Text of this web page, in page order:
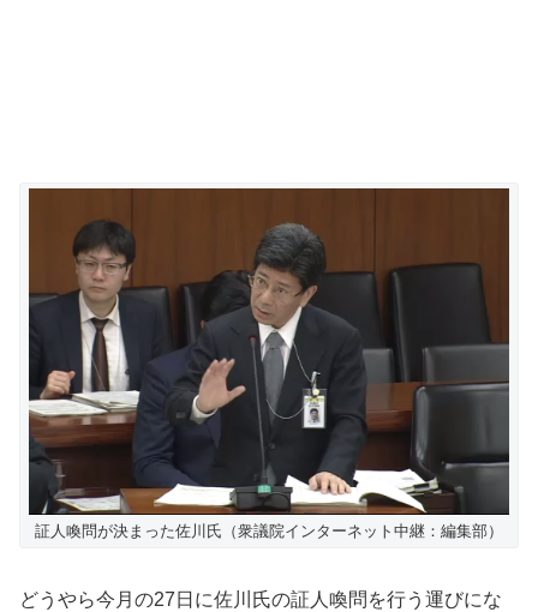
証人喚問が決まった佐川氏（衆議院インターネット中継：編集部）
どうやら今月の27日に佐川氏の証人喚問を行う運びにな